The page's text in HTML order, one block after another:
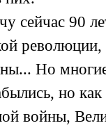
сейчас 90
Но
но
войны,